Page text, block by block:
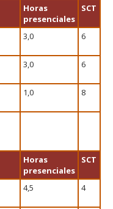
Horas
presenciales
SCT
3,0 6
3,0 6
1,0 8
Horas
presenciales
SCT
4,5 4